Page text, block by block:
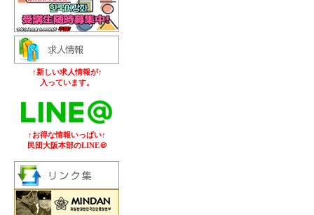
↑新しい求人情報が↑
入っています。
↑お得な情報いっぱい↑
民団大阪本部のLINE＠